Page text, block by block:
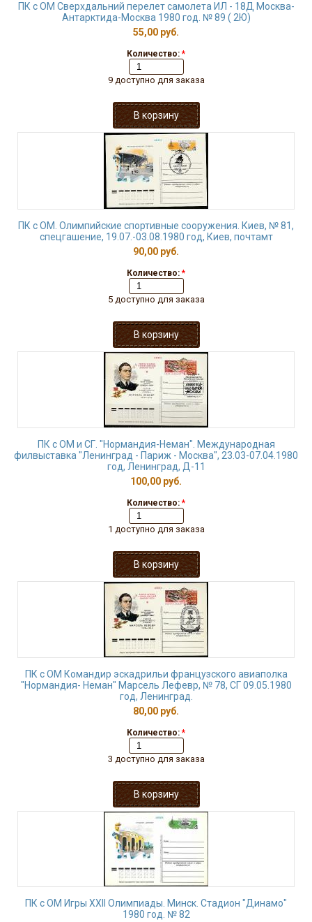
ПК с ОМ Сверхдальний перелет самолета ИЛ - 18Д Москва-
Антарктида-Москва 1980 год. № 89 ( 2Ю)
55,00 руб.
Количество: *
9 доступно для заказа
ПК с ОМ. Олимпийские спортивные сооружения. Киев, № 81,
спецгашение, 19.07.-03.08.1980 год, Киев, почтамт
90,00 руб.
Количество: *
5 доступно для заказа
ПК с ОМ и СГ. "Нормандия-Неман". Международная
филвыставка "Ленинград - Париж - Москва", 23.03-07.04.1980
год, Ленинград, Д-11
100,00 руб.
Количество: *
1 доступно для заказа
ПК с ОМ Командир эскадрильи французского авиаполка
"Нормандия- Неман" Марсель Лефевр, № 78, СГ 09.05.1980
год, Ленинград.
80,00 руб.
Количество: *
3 доступно для заказа
ПК с ОМ Игры XXII Олимпиады. Минск. Стадион "Динамо"
1980 год. № 82